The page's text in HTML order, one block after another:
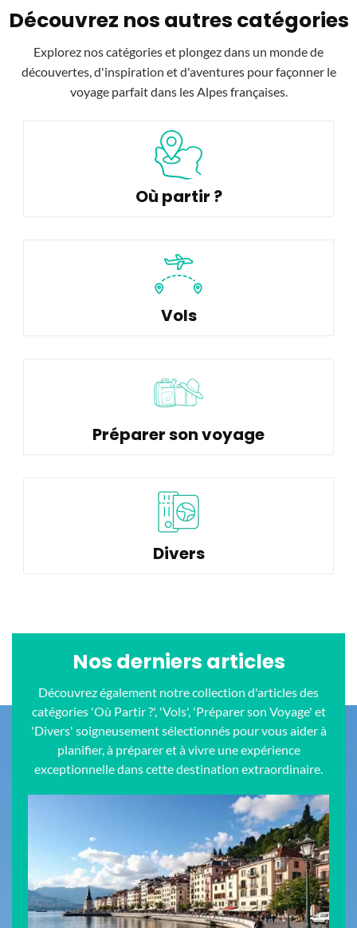
Découvrez nos autres catégories
Explorez nos catégories et plongez dans un monde de
découvertes, d'inspiration et d'aventures pour façonner le
voyage parfait dans les Alpes françaises.
Où partir ?
Vols
Préparer son voyage
Divers
Nos derniers articles
Découvrez également notre collection d'articles des
catégories 'Où Partir ?', 'Vols', 'Préparer son Voyage' et
'Divers' soigneusement sélectionnés pour vous aider à
planifier, à préparer et à vivre une expérience
exceptionnelle dans cette destination extraordinaire.